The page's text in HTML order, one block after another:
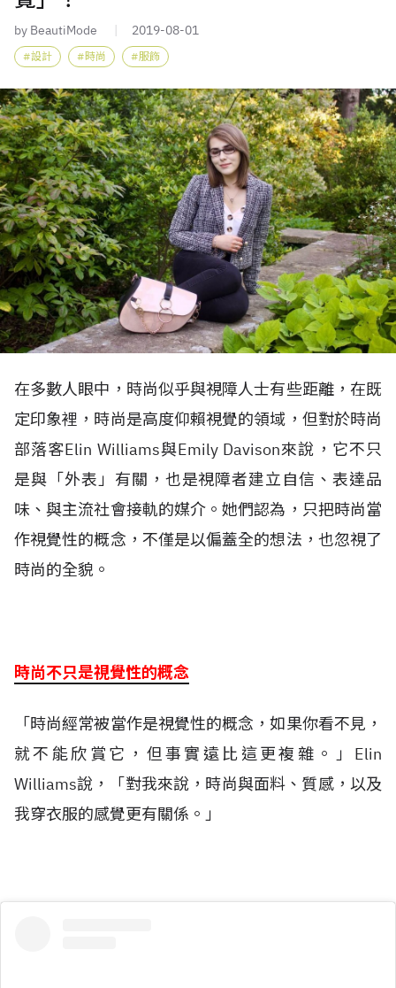
by BeautiMode 2019-08-01
設計 時尚 服飾
在多數人眼中，時尚似乎與視障人士有些距離，在既
定印象裡，時尚是高度仰賴視覺的領域，但對於時尚
部落客Elin Williams與Emily Davison來說，它不只
是與「外表」有關，也是視障者建立自信、表達品
味、與主流社會接軌的媒介。她們認為，只把時尚當
作視覺性的概念，不僅是以偏蓋全的想法，也忽視了
時尚的全貌。
時尚不只是視覺性的概念
「時尚經常被當作是視覺性的概念，如果你看不見，
就不能欣賞它，但事實遠比這更複雜。」Elin
Williams說，「對我來說，時尚與面料、質感，以及
我穿衣服的感覺更有關係。」